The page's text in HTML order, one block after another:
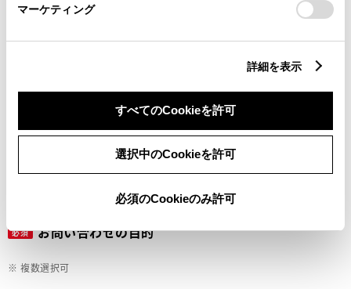
マーケティング
詳細を表示
すべてのCookieを許可
選択中のCookieを許可
必須のCookieのみ許可
Eメール
メールアドレス
必須 お問い合わせの目的
※ 複数選択可